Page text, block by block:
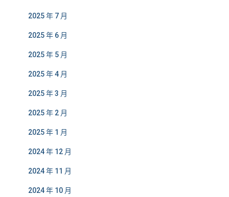
2025 年 7 月
2025 年 6 月
2025 年 5 月
2025 年 4 月
2025 年 3 月
2025 年 2 月
2025 年 1 月
2024 年 12 月
2024 年 11 月
2024 年 10 月